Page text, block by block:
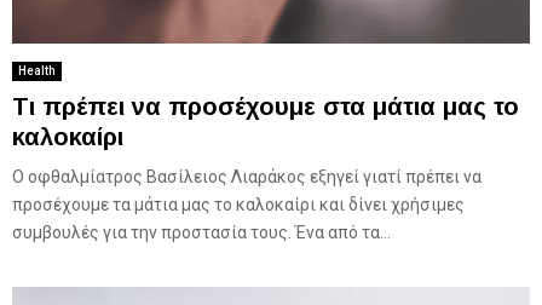
Health
Τι πρέπει να προσέχουμε στα μάτια μας το
καλοκαίρι
Ο οφθαλμίατρος Βασίλειος Λιαράκος εξηγεί γιατί πρέπει να
προσέχουμε τα μάτια μας το καλοκαίρι και δίνει χρήσιμες
συμβουλές για την προστασία τους. Ένα από τα...